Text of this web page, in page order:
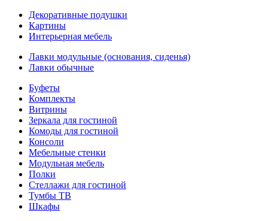
Декоративные подушки
Картины
Интерьерная мебель
Лавки модульные (основания, сиденья)
Лавки обычные
Буфеты
Комплекты
Витрины
Зеркала для гостиной
Комоды для гостиной
Консоли
Мебельные стенки
Модульная мебель
Полки
Стеллажи для гостиной
Тумбы ТВ
Шкафы